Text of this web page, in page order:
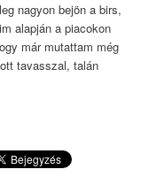
nagyon bejön a birs,
alapján a piacokon
már mutattam még
tavasszal, talán